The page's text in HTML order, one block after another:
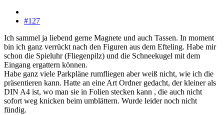
#127
Ich sammel ja liebend gerne Magnete und auch Tassen. In moment
bin ich ganz verrückt nach den Figuren aus dem Efteling. Habe mir
schon die Spieluhr (Fliegenpilz) und die Schneekugel mit dem
Eingang ergattern können.
Habe ganz viele Parkpläne rumfliegen aber weiß nicht, wie ich die
präsentieren kann. Hatte an eine Art Ordner gedacht, der kleiner als
DIN A4 ist, wo man sie in Folien stecken kann , die auch nicht
sofort weg knicken beim umblättern. Wurde leider noch nicht
fündig.